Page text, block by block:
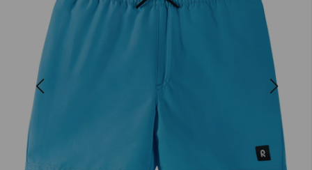
Next